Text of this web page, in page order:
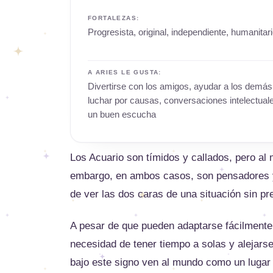
FORTALEZAS:
Progresista, original, independiente,
A ARIES LE GUSTA:
Divertirse con los amigos, ayudar a los
luchar por causas, conversaciones
un buen escucha
Los Acuario son tímidos y callados, pero
embargo, en ambos casos, son
de ver las dos caras de una situación sin
A pesar de que pueden adaptarse
necesidad de tener tiempo a solas y
bajo este signo ven al mundo como un